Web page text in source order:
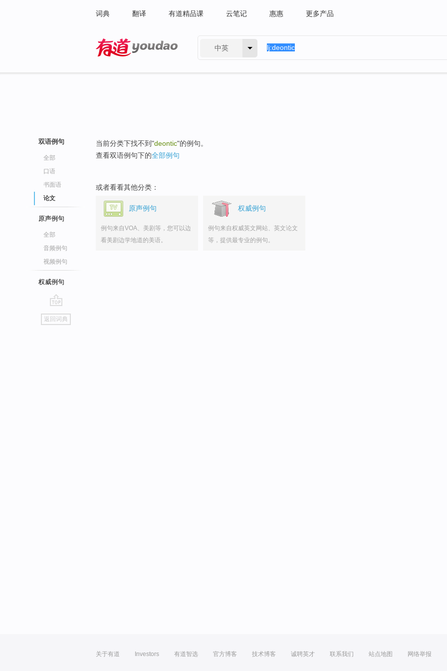
词典 翻译 有道精品课 云笔记 惠惠 更多产品
中英
双语例句
全部
口语
书面语
论文
原声例句
全部
音频例句
视频例句
权威例句
go
top
返回词典
当前分类下找不到"deontic"的例句。
查看双语例句下的全部例句
或者看看其他分类：
原声例句
例句来自VOA、美剧等，您可以边
看美剧边学地道的美语。
权威例句
例句来自权威英文网站、英文论文
等，提供最专业的例句。
关于有道 Investors 有道智选 官方博客 技术博客 诚聘英才 联系我们 站点地图 网络举报